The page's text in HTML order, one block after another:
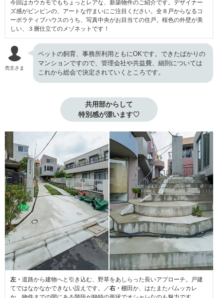
今回はカウカモでもちょっとレアな、新築物件のご紹介です。デザイナー
ズ感がビンビンの、アートな佇まいにご注目ください。全８戸からなるコ
ーポラティブハウスのうち、写真中央がお目当ての住戸。桜色の外壁が美
しい、３層仕立てのメゾネットです！
売主さま
ペットの飼育、事務所利用ともにOKです。できたばかりの
マンションですので、管理会社や共益費、細則については
これから総会で決定されていくところです。
共用部からして
特別感が漂います♡
左・ 道路から建物へと引き込む、野草をあしらった長いアプローチ。戸建
てではなかなかできない設えです。／右・ 棚田か、はたまたパムッカレ